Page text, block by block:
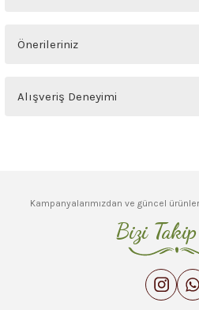
Önerileriniz
Bu ürünün fiyat bilgisi, resim, ürün
yetersiz gördüğünüz noktaları öneri
Ürün açıklamasında eksik bilgiler
Ürün bilgilerinde hatalar bulunuyor.
Ürün fiyatı diğer sitelerden daha pahalı.
Alışveriş Deneyimi
Kampanyalarımızdan ve güncel
Bizi